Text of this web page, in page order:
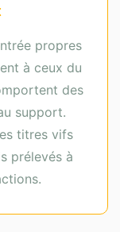
propres
à ceux du
des
support.
titres vifs
prélevés à